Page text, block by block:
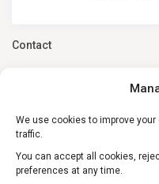
We use cookies to improve
traffic.
You can accept all cookies,
preferences at any time.
Contact
(+30) 6981805670
info@my-greek-
My Greek Holidays